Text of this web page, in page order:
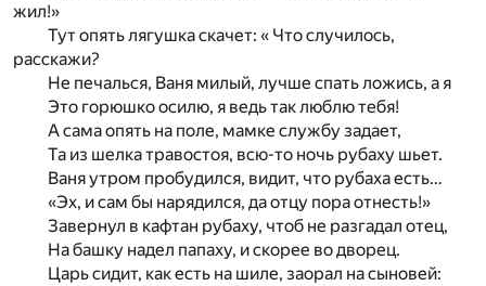
жил!»
Тут опять лягушка скачет: « Что случилось,
расскажи?
Не печалься, Ваня милый, лучше спать ложись, а я
Это горюшко осилю, я ведь так люблю тебя!
А сама опять на поле, мамке службу задает,
Та из шелка травостоя, всю-то ночь рубаху шьет.
Ваня утром пробудился, видит, что рубаха есть…
«Эх, и сам бы нарядился, да отцу пора отнесть!»
Завернул в кафтан рубаху, чтоб не разгадал отец,
На башку надел папаху, и скорее во дворец.
Царь сидит, как есть на шиле, заорал на сыновей: